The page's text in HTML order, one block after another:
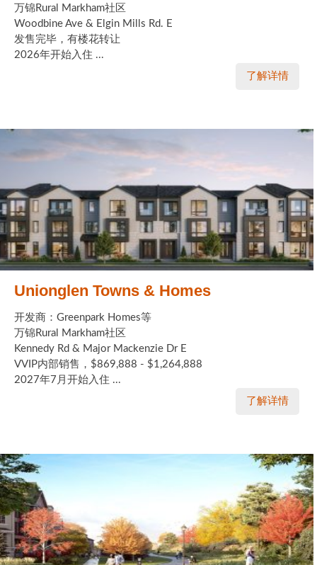
万锦Rural Markham社区
Woodbine Ave & Elgin Mills Rd. E
发售完毕，有楼花转让
2026年开始入住 ...
了解详情
Unionglen Towns & Homes
开发商：Greenpark Homes等
万锦Rural Markham社区
Kennedy Rd & Major Mackenzie Dr E
VVIP内部销售，$869,888 - $1,264,888
2027年7月开始入住 ...
了解详情